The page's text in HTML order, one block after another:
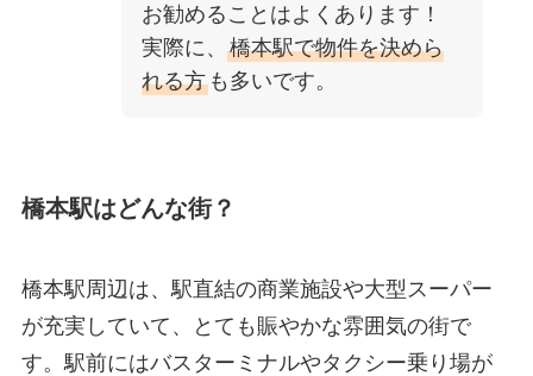
お勧めることはよくあります！
実際に、 橋本駅で物件を決めら
れる方も多いです。
橋本駅はどんな街？
橋本駅周辺は、駅直結の商業施設や大型スーパー
が充実していて、とても賑やかな雰囲気の街で
す。駅前にはバスターミナルやタクシー乗り場が